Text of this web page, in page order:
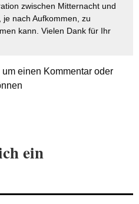
zwischen Mitternacht und
nach Aufkommen, zu
kann. Vielen Dank für Ihr
einen Kommentar oder
ein